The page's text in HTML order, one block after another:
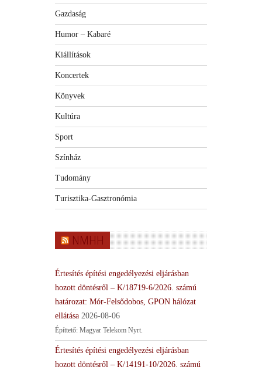
Gazdaság
Humor – Kabaré
Kiállítások
Koncertek
Könyvek
Kultúra
Sport
Színház
Tudomány
Turisztika-Gasztronómia
NMHH
Értesítés építési engedélyezési eljárásban
hozott döntésről – K/18719-6/2026. számú
határozat: Mór-Felsődobos, GPON hálózat
ellátása 2026-08-06
Építtető: Magyar Telekom Nyrt.
Értesítés építési engedélyezési eljárásban
hozott döntésről – K/14191-10/2026. számú